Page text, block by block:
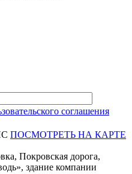
соглашения
ПОСМОТРЕТЬ НА КАРТЕ
Покровская дорога,
здание компании